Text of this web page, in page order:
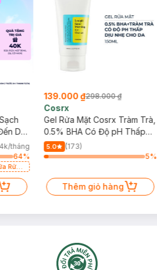
Da
tháng
64%
Rửa
139.000 ₫298.000 ₫
Cosrx
Gel Rửa Mặt Cosrx Tràm Trà,
0.5% BHA Có Độ pH Thấp
150ml
5.0
(173)
5%
Thêm giỏ hàng